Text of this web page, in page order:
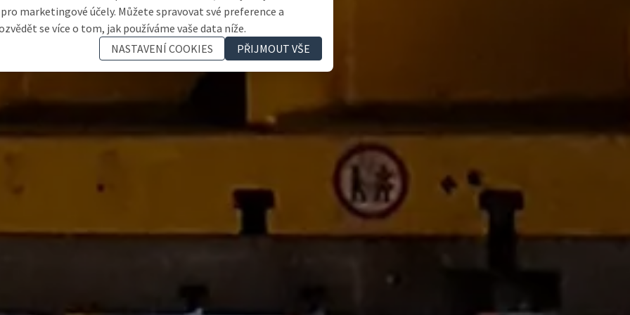
marketingové účely. Můžete spravovat své preference a
se více o tom, jak používáme vaše data níže.
NASTAVENÍ COOKIES
PŘIJMOUT VŠE